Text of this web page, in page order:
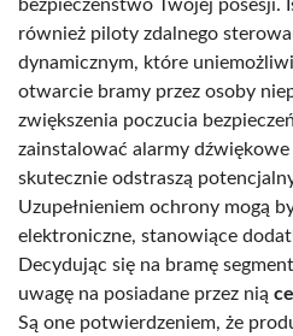
bezpieczeństwo Twojej posesji.
również piloty zdalnego
dynamicznym, które
otwarcie bramy przez osoby
zwiększenia poczucia
zainstalować alarmy
skutecznie odstraszą
Uzupełnieniem ochrony mogą
elektroniczne, stanowiące
Decydując się na bramę
uwagę na posiadane przez nią
Są one potwierdzeniem, że